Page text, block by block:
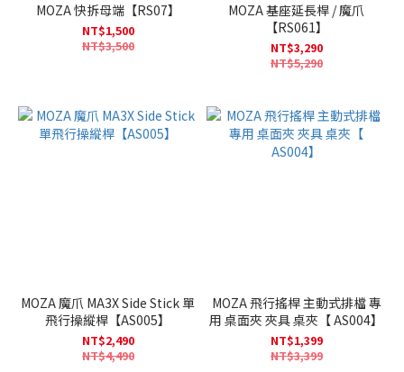
MOZA 快拆母端【RS07】
NT$1,500
NT$3,500
MOZA 基座延長桿 / 魔爪
【RS061】
NT$3,290
NT$5,290
MOZA 魔爪 MA3X Side Stick 單
飛行操縱桿【AS005】
NT$2,490
NT$4,490
MOZA 飛行搖桿 主動式排檔 專
用 桌面夾 夾具 桌夾【 AS004】
NT$1,399
NT$3,399